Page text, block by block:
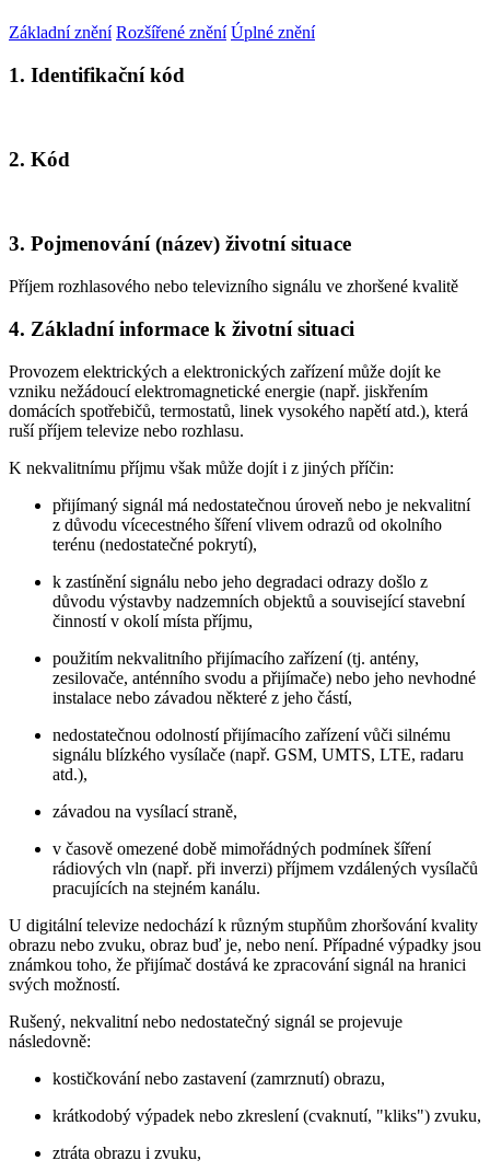
Základní znění Rozšířené znění Úplné znění
1. Identifikační kód
2. Kód
3. Pojmenování (název) životní situace
Příjem rozhlasového nebo televizního signálu ve zhoršené kvalitě
4. Základní informace k životní situaci
Provozem elektrických a elektronických zařízení může dojít ke
vzniku nežádoucí elektromagnetické energie (např. jiskřením
domácích spotřebičů, termostatů, linek vysokého napětí atd.), která
ruší příjem televize nebo rozhlasu.
K nekvalitnímu příjmu však může dojít i z jiných příčin:
přijímaný signál má nedostatečnou úroveň nebo je nekvalitní
z důvodu vícecestného šíření vlivem odrazů od okolního
terénu (nedostatečné pokrytí),
k zastínění signálu nebo jeho degradaci odrazy došlo z
důvodu výstavby nadzemních objektů a související stavební
činností v okolí místa příjmu,
použitím nekvalitního přijímacího zařízení (tj. antény,
zesilovače, anténního svodu a přijímače) nebo jeho nevhodné
instalace nebo závadou některé z jeho částí,
nedostatečnou odolností přijímacího zařízení vůči silnému
signálu blízkého vysílače (např. GSM, UMTS, LTE, radaru
atd.),
závadou na vysílací straně,
v časově omezené době mimořádných podmínek šíření
rádiových vln (např. při inverzi) příjmem vzdálených vysílačů
pracujících na stejném kanálu.
U digitální televize nedochází k různým stupňům zhoršování kvality
obrazu nebo zvuku, obraz buď je, nebo není. Případné výpadky jsou
známkou toho, že přijímač dostává ke zpracování signál na hranici
svých možností.
Rušený, nekvalitní nebo nedostatečný signál se projevuje
následovně:
kostičkování nebo zastavení (zamrznutí) obrazu,
krátkodobý výpadek nebo zkreslení (cvaknutí, "kliks") zvuku,
ztráta obrazu i zvuku,